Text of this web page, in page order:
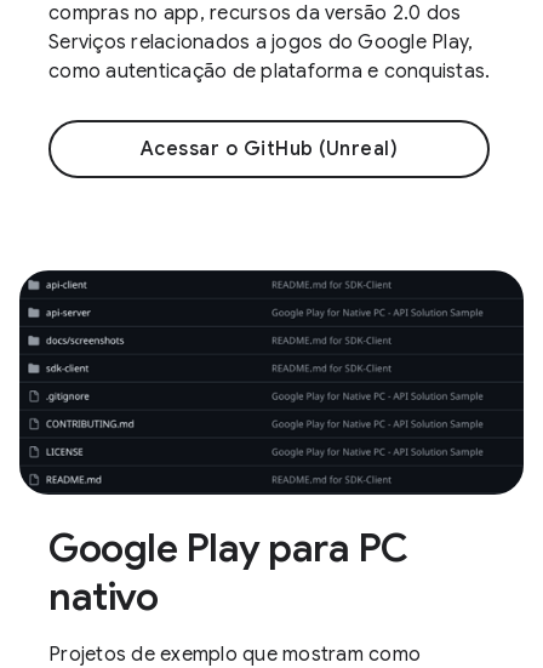
compras no app, recursos da versão 2.0 dos
Serviços relacionados a jogos do Google Play,
como autenticação de plataforma e conquistas.
Acessar o GitHub (Unreal)
Google Play para PC
nativo
Projetos de exemplo que mostram como